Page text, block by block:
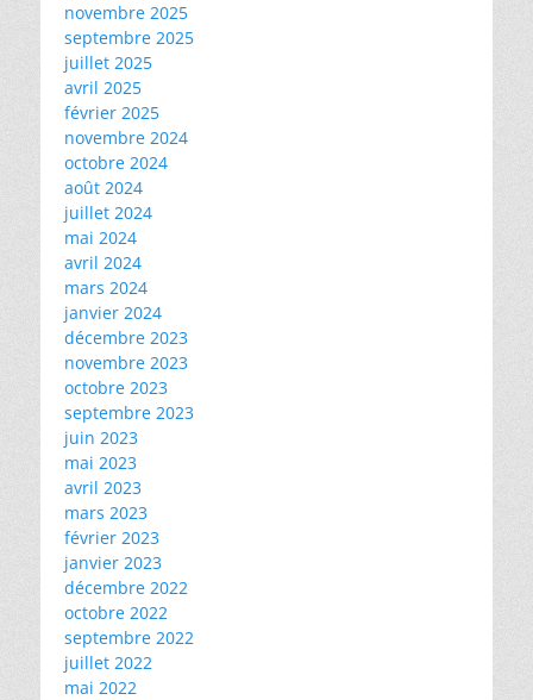
novembre 2025
septembre 2025
juillet 2025
avril 2025
février 2025
novembre 2024
octobre 2024
août 2024
juillet 2024
mai 2024
avril 2024
mars 2024
janvier 2024
décembre 2023
novembre 2023
octobre 2023
septembre 2023
juin 2023
mai 2023
avril 2023
mars 2023
février 2023
janvier 2023
décembre 2022
octobre 2022
septembre 2022
juillet 2022
mai 2022